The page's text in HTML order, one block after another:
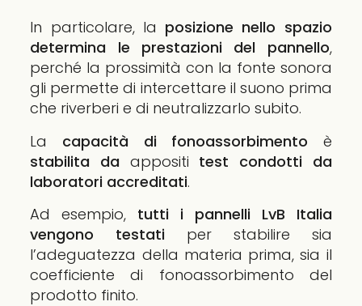
In particolare, la posizione nello spazio
determina le prestazioni del pannello,
perché la prossimità con la fonte sonora
gli permette di intercettare il suono prima
che riverberi e di neutralizzarlo subito.
La capacità di fonoassorbimento è
stabilita da appositi test condotti da
laboratori accreditati.
Ad esempio, tutti i pannelli LvB Italia
vengono testati per stabilire sia
l’adeguatezza della materia prima, sia il
coefficiente di fonoassorbimento del
prodotto finito.